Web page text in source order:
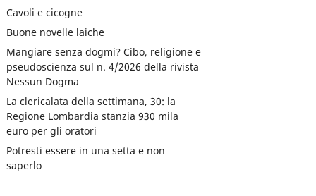
Cavoli e cicogne
Buone novelle laiche
Mangiare senza dogmi? Cibo, religione e
pseudoscienza sul n. 4/2026 della rivista
Nessun Dogma
La clericalata della settimana, 30: la
Regione Lombardia stanzia 930 mila
euro per gli oratori
Potresti essere in una setta e non
saperlo